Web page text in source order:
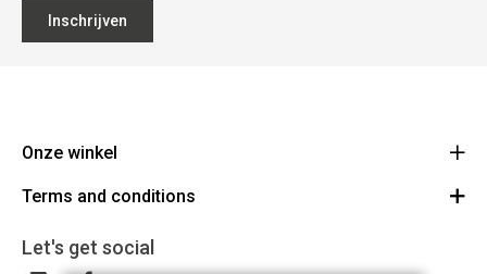
Inschrijven
Onze winkel
The Big Blue
Route
+32 9 367 01 20
Terms and conditions
Voorwaarden
Let's get social